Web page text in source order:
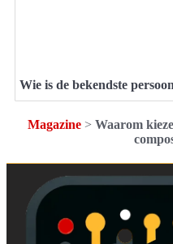
Wie is de bekendste
Magazine > Waarom